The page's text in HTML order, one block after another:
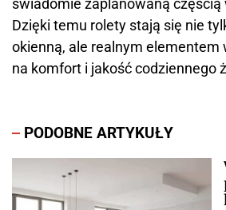
Dzięki temu rolety stają się nie
okienną, ale realnym elementem
na komfort i jakość codziennego
PODOBNE ARTYKUŁY